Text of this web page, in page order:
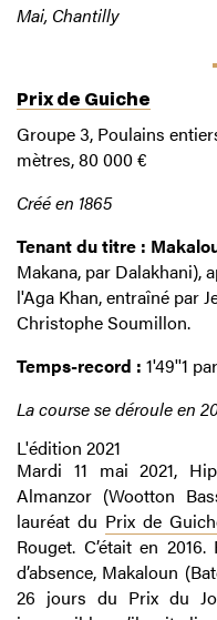
Mai, Chantilly
Prix de Guiche
Groupe 3, Poulains
mètres, 80 000 €
Créé en 1865
Tenant du titre :
Makana, par Dalakhani),
l'Aga Khan, entraîné par
Christophe Soumillon.
Temps-record : 1'49''1 par
La course se déroule en
L'édition 2021
Mardi 11 mai 2021,
Almanzor (Wootton
lauréat du Prix de
Rouget. C’était en
d’absence, Makaloun
26 jours du Prix du